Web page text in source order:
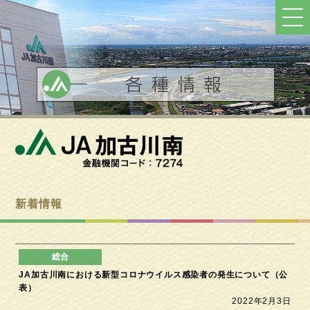
新着情報
JA加古川南における新型コロナウイルス感染者の発生について（公
表）
2022年2月3日